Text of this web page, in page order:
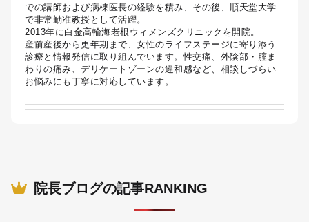
での講師および病棟医長の経験を積み、その後、順天堂大学
で非常勤准教授として活躍。
2013年に白金高輪海老根ウィメンズクリニックを開院。
産前産後から更年期まで、女性のライフステージに寄り添う
診療と情報発信に取り組んでいます。性交痛、外陰部・腟ま
わりの痛み、デリケートゾーンの違和感など、相談しづらい
お悩みにも丁寧に対応しています。
院長ブログの記事RANKING